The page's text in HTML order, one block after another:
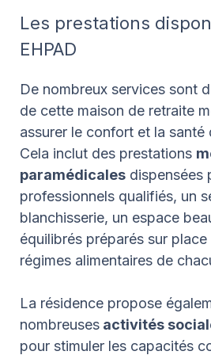
Les prestations
EHPAD
De nombreux services sont
de cette maison de retraite
assurer le confort et la santé
Cela inclut des prestations
paramédicales dispensées
professionnels qualifiés, un
blanchisserie, un espace
équilibrés préparés sur
régimes alimentaires de
La résidence propose
nombreuses activités
pour stimuler les capacités